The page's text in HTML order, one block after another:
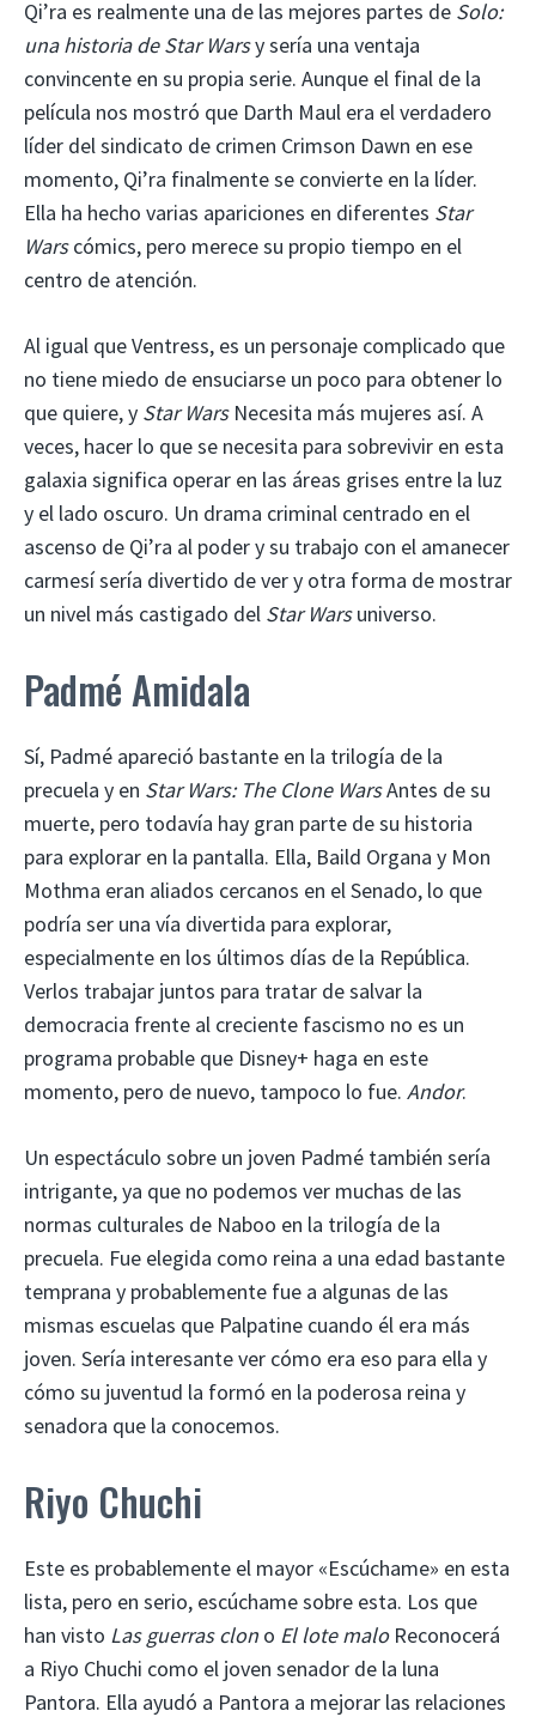
Qi’ra es realmente una de las mejores partes de Solo:
una historia de Star Warsy sería una ventaja
convincente en su propia serie. Aunque el final de la
película nos mostró que Darth Maul era el verdadero
líder del sindicato de crimen Crimson Dawn en ese
momento, Qi’ra finalmente se convierte en la líder.
Ella ha hecho varias apariciones en diferentes Star
Warscómics, pero merece su propio tiempo en el
centro de atención.
Al igual que Ventress, es un personaje complicado que
no tiene miedo de ensuciarse un poco para obtener lo
que quiere, y Star Wars Necesita más mujeres así. A
veces, hacer lo que se necesita para sobrevivir en esta
galaxia significa operar en las áreas grises entre la luz
y el lado oscuro. Un drama criminal centrado en el
ascenso de Qi’ra al poder y su trabajo con el amanecer
carmesí sería divertido de ver y otra forma de mostrar
un nivel más castigado del Star Warsuniverso.
Padmé Amidala
Sí, Padmé apareció bastante en la trilogía de la
precuela y en Star Wars: The Clone WarsAntes de su
muerte, pero todavía hay gran parte de su historia
para explorar en la pantalla. Ella, Baild Organa y Mon
Mothma eran aliados cercanos en el Senado, lo que
podría ser una vía divertida para explorar,
especialmente en los últimos días de la República.
Verlos trabajar juntos para tratar de salvar la
democracia frente al creciente fascismo no es un
programa probable que Disney+ haga en este
momento, pero de nuevo, tampoco lo fue. Andor.
Un espectáculo sobre un joven Padmé también sería
intrigante, ya que no podemos ver muchas de las
normas culturales de Naboo en la trilogía de la
precuela. Fue elegida como reina a una edad bastante
temprana y probablemente fue a algunas de las
mismas escuelas que Palpatine cuando él era más
joven. Sería interesante ver cómo era eso para ella y
cómo su juventud la formó en la poderosa reina y
senadora que la conocemos.
Riyo Chuchi
Este es probablemente el mayor «Escúchame» en esta
lista, pero en serio, escúchame sobre esta. Los que
han visto Las guerras clon o El lote malo Reconocerá
a Riyo Chuchi como el joven senador de la luna
Pantora. Ella ayudó a Pantora a mejorar las relaciones